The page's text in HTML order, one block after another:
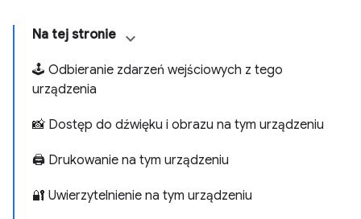
Na tej stronie
🕹 Odbieranie zdarzeń wejściowych z tego
urządzenia
📸 Dostęp do dźwięku i obrazu na tym urządzeniu
🖨 Drukowanie na tym urządzeniu
🔐 Uwierzytelnienie na tym urządzeniu